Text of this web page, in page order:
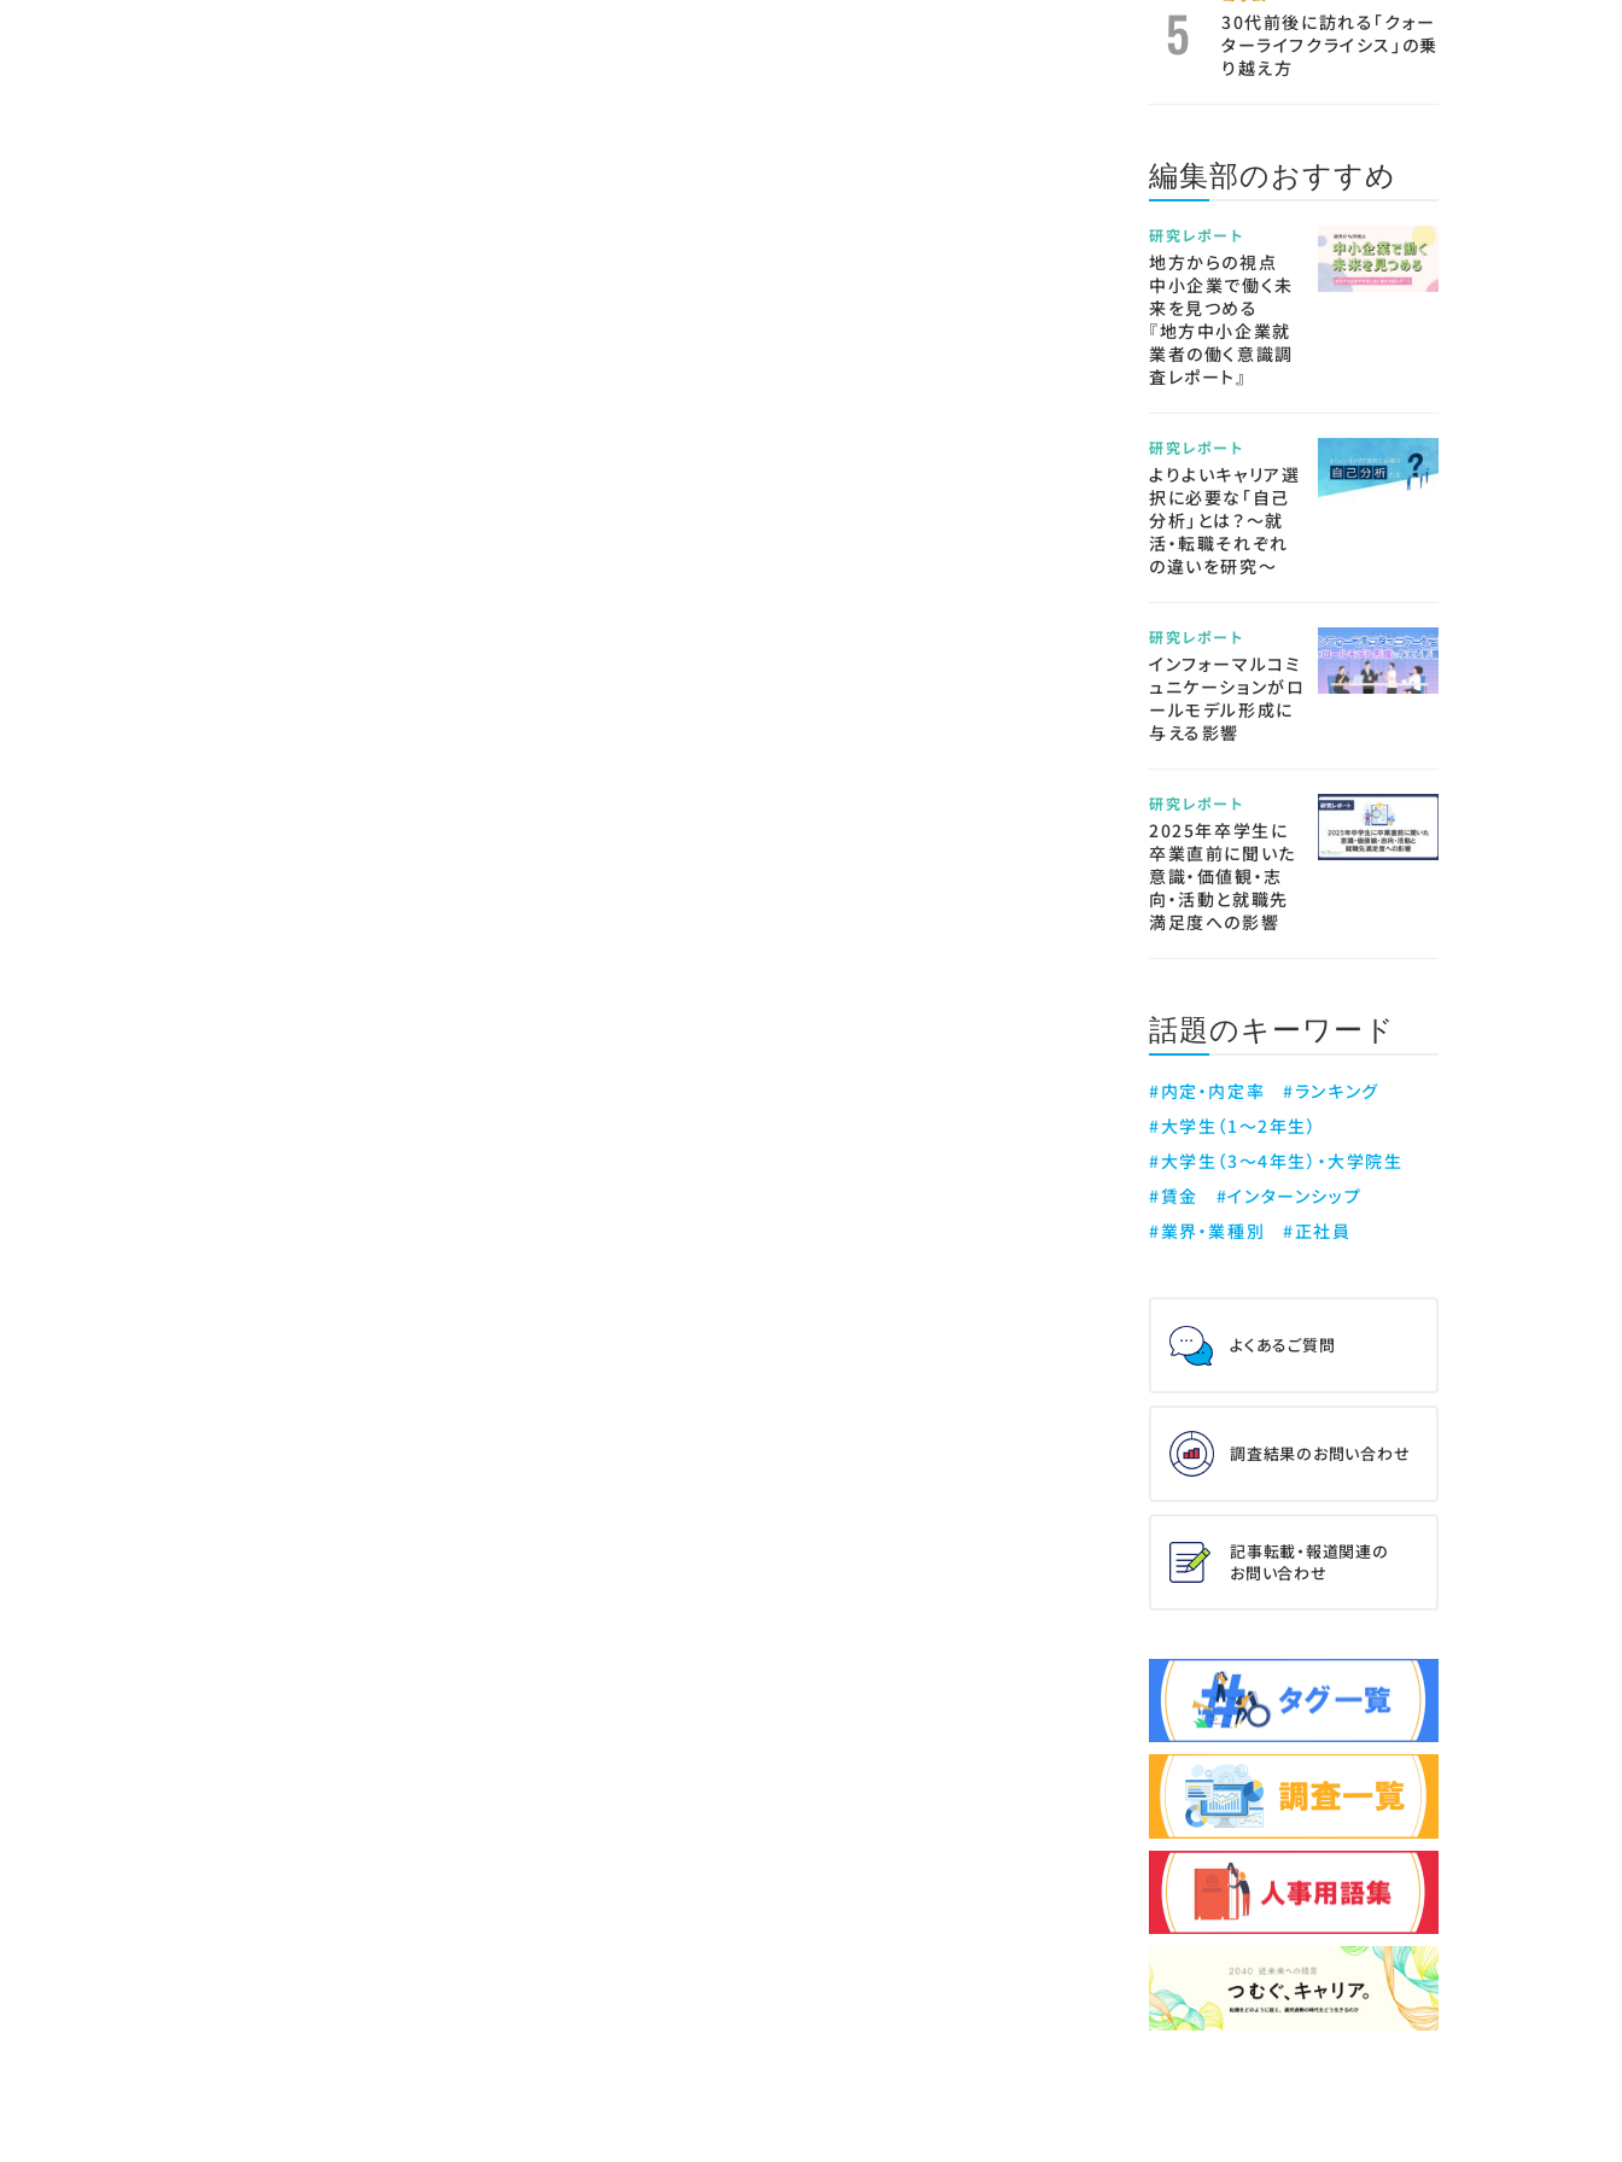
30代前後に訪れる「クォー
ターライフクライシス」の乗
り越え方
編集部のおすすめ
研究レポート
地方からの視点
中小企業で働く未
来を見つめる
『地方中小企業就
業者の働く意識調
査レポート』
研究レポート
よりよいキャリア選
択に必要な「自己
分析」とは？～就
活・転職それぞれ
の違いを研究～
研究レポート
インフォーマルコミ
ュニケーションがロ
ールモデル形成に
与える影響
研究レポート
2025年卒学生に
卒業直前に聞いた
意識・価値観・志
向・活動と就職先
満足度への影響
話題のキーワード
#内定・内定率
#ランキング
#大学生（1～2年生）
#大学生（3～4年生）・大学院生
#賃金
#インターンシップ
#業界・業種別
#正社員
よくあるご質問
調査結果のお問い合わせ
記事転載・報道関連の
お問い合わせ